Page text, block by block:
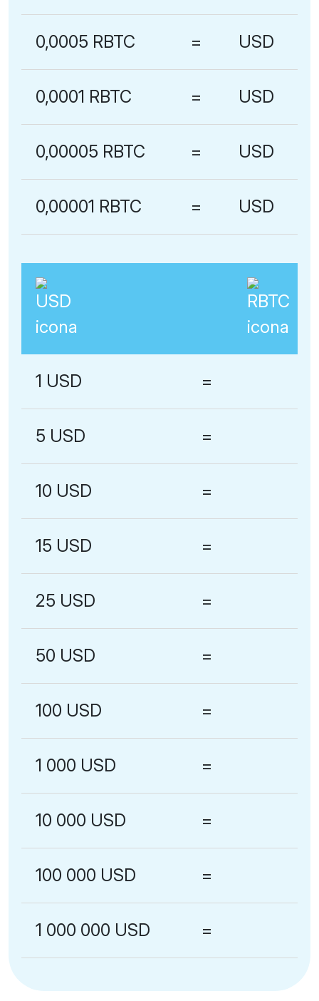
0,0005 RBTC = USD
0,0001 RBTC = USD
0,00005 RBTC = USD
0,00001 RBTC = USD
1 USD =
5 USD =
10 USD =
15 USD =
25 USD =
50 USD =
100 USD =
1 000 USD =
10 000 USD =
100 000 USD =
1 000 000 USD =